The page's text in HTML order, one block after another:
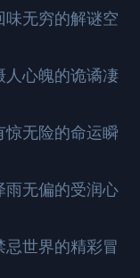
味无穷的解谜空
人心魄的诡谲凄
无险的命运瞬
雨无偏的受润心
世界的精彩冒